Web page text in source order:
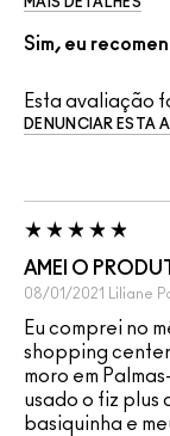
Sim, eu
Esta avaliação
DENUNCIAR ESTA
AMEI O
08/01/2021 Liliane
Eu comprei no
shopping center
moro em
usado o fiz plus
basiquinha e